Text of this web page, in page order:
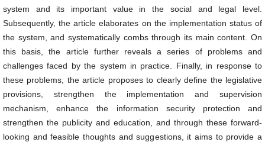
system and its important value in the social and legal level.
Subsequently, the article elaborates on the implementation status of
the system, and systematically combs through its main content. On
this basis, the article further reveals a series of problems and
challenges faced by the system in practice. Finally, in response to
these problems, the article proposes to clearly define the legislative
provisions, strengthen the implementation and supervision
mechanism, enhance the information security protection and
strengthen the publicity and education, and through these forward-
looking and feasible thoughts and suggestions, it aims to provide a